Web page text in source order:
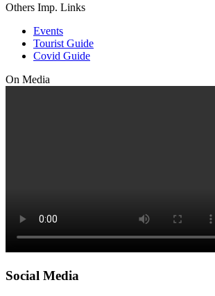
Others Imp. Links
Events
Tourist Guide
Covid Guide
On Media
Social Media